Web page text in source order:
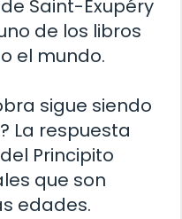
Saint-Exupéry
de los libros
el mundo.
sigue siendo
La respuesta
Principito
que son
edades.